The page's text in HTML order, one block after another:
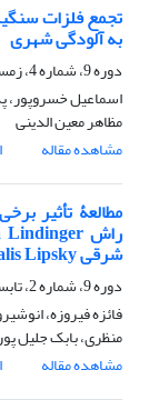
تجمع فلزات
به آلودگی شهری
دوره 9، شماره 4، زمستان 1396، صفحه
اسماعیل خسروپور،
مظاهر معین الدینی
مشاهده مقاله
مطالعۀ تأثیر
شرقی Fagus orientalis Lipsky (مطالعۀ موردی: جنگل خیرود)
دوره 9، شماره 2، تابستان 1396، صفحه
فائزه فیروزه،
منظری، بابک جلیل
مشاهده مقاله